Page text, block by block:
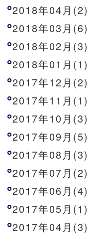
2018年04月(2)
2018年03月(6)
2018年02月(3)
2018年01月(1)
2017年12月(2)
2017年11月(1)
2017年10月(3)
2017年09月(5)
2017年08月(3)
2017年07月(2)
2017年06月(4)
2017年05月(1)
2017年04月(3)